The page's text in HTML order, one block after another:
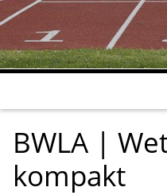
BWLA |
kompakt